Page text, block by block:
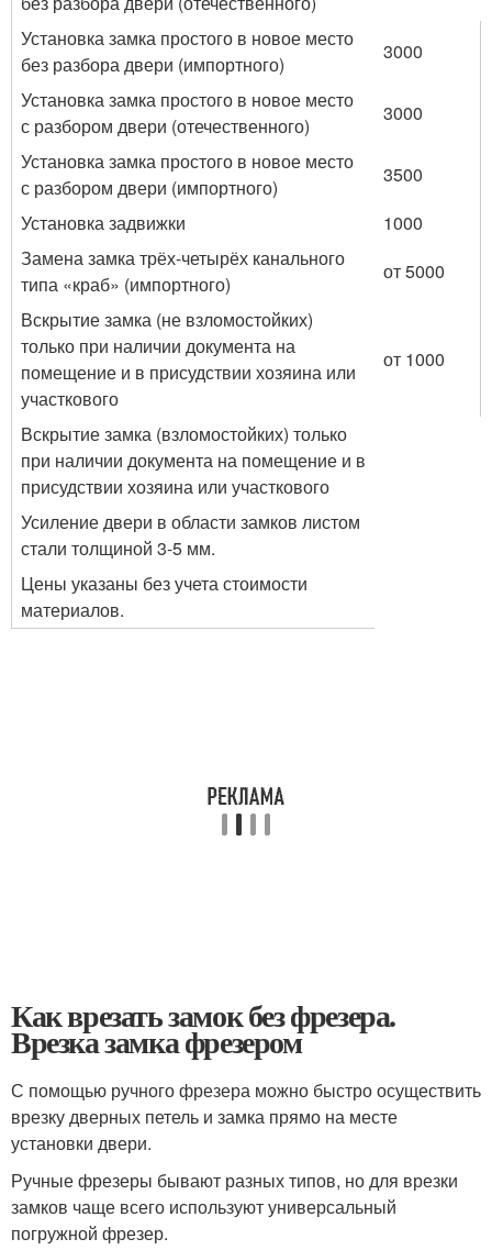
Цены указаны без учета стоимости
материалов.
Установка замка простого в новое место
без разбора двери (импортного)
3000
Установка замка простого в новое место
с разбором двери (отечественного)
3000
Установка замка простого в новое место
с разбором двери (импортного)
3500
Установка задвижки
1000
Замена замка трёх-четырёх канального
типа «краб» (импортного)
от 5000
Вскрытие замка (не взломостойких)
только при наличии документа на
помещение и в присудствии хозяина или
участкового
от 1000
Вскрытие замка (взломостойких) только
при наличии документа на помещение и в
присудствии хозяина или участкового
Усиление двери в области замков листом
стали толщиной 3-5 мм.
Как врезать замок без фрезера.
Врезка замка фрезером
С помощью ручного фрезера можно быстро осуществить
врезку дверных петель и замка прямо на месте
установки двери.
Ручные фрезеры бывают разных типов, но для врезки
замков чаще всего используют универсальный
погружной фрезер.